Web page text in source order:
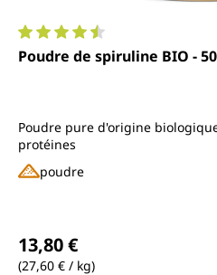
Note moyenne de 4.5 sur 5
Poudre de spiruline BIO -
Poudre pure d'origine
protéines
poudre
13,80 €
(27,60 € / kg)